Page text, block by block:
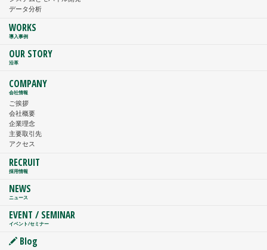
データ分析
WORKS
導入事例
OUR STORY
沿革
COMPANY
会社情報
ご挨拶
会社概要
企業理念
主要取引先
アクセス
RECRUIT
採用情報
NEWS
ニュース
EVENT / SEMINAR
イベント/セミナー
Blog